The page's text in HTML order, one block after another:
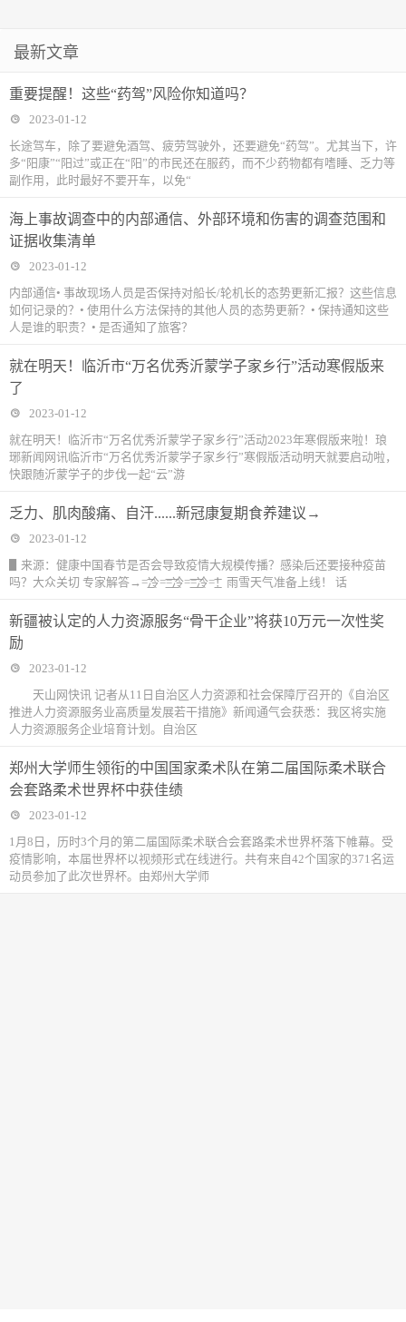
最新文章
重要提醒！这些“药驾”风险你知道吗？
2023-01-12
长途驾车，除了要避免酒驾、疲劳驾驶外，还要避免“药驾”。尤其当下，许
多“阳康”“阳过”或正在“阳”的市民还在服药，而不少药物都有嗜睡、乏力等
副作用，此时最好不要开车，以免“
海上事故调查中的内部通信、外部环境和伤害的调查范围和
证据收集清单
2023-01-12
内部通信• 事故现场人员是否保持对船长/轮机长的态势更新汇报？这些信息
如何记录的？• 使用什么方法保持的其他人员的态势更新？• 保持通知这些
人是谁的职责？• 是否通知了旅客？
就在明天！临沂市“万名优秀沂蒙学子家乡行”活动寒假版来
了
2023-01-12
就在明天！临沂市“万名优秀沂蒙学子家乡行”活动2023年寒假版来啦！琅
琊新闻网讯临沂市“万名优秀沂蒙学子家乡行”寒假版活动明天就要启动啦，
快跟随沂蒙学子的步伐一起“云”游
乏力、肌肉酸痛、自汗......新冠康复期食养建议→
2023-01-12
▋来源：健康中国春节是否会导致疫情大规模传播？感染后还要接种疫苗
吗？大众关切 专家解答→=͟͟͞͞冷=͟͟͞͞=͟͟͞͞冷=͟͟͞͞=͟͟͞͞冷=͟͟͞͞！雨雪天气准备上线！ 话
新疆被认定的人力资源服务“骨干企业”将获10万元一次性奖
励
2023-01-12
天山网快讯 记者从11日自治区人力资源和社会保障厅召开的《自治区
推进人力资源服务业高质量发展若干措施》新闻通气会获悉：我区将实施
人力资源服务企业培育计划。自治区
郑州大学师生领衔的中国国家柔术队在第二届国际柔术联合
会套路柔术世界杯中获佳绩
2023-01-12
1月8日，历时3个月的第二届国际柔术联合会套路柔术世界杯落下帷幕。受
疫情影响，本届世界杯以视频形式在线进行。共有来自42个国家的371名运
动员参加了此次世界杯。由郑州大学师